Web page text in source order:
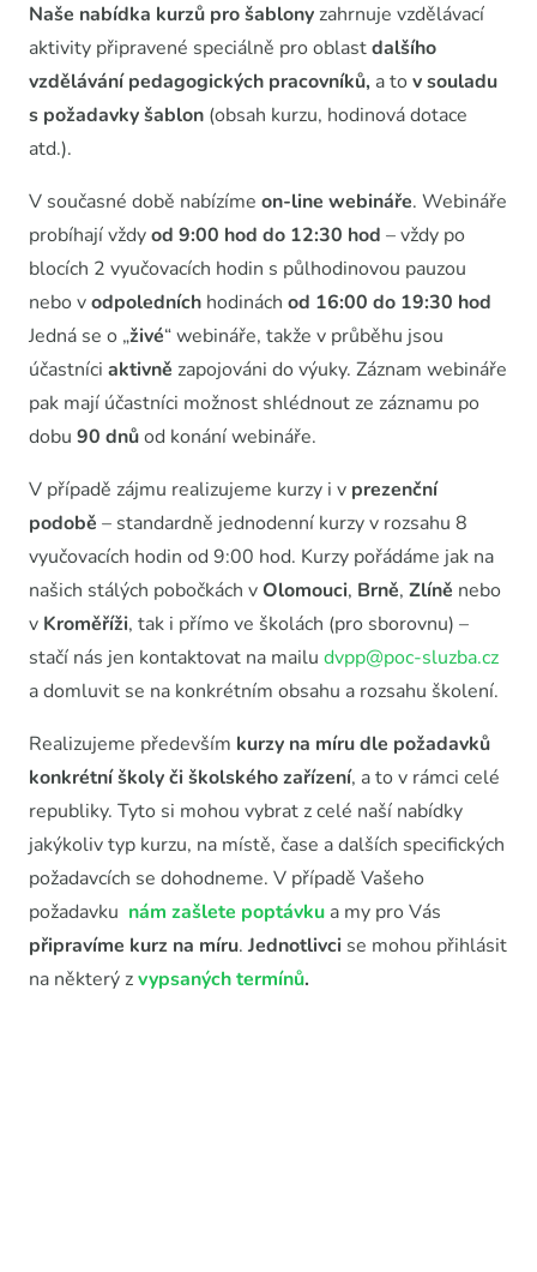
Naše nabídka kurzů pro šablony zahrnuje vzdělávací
aktivity připravené speciálně pro oblastdalšího
vzdělávání pedagogických pracovníků, a tov souladu
s požadavky šablon (obsah kurzu, hodinová dotace
atd.).
V současné době nabízíme on-line webináře. Webináře
probíhají vždyod 9:00 hod do 12:30 hod – vždy po
blocích 2 vyučovacích hodin s půlhodinovou pauzou
nebo vodpoledních hodinách od 16:00 do 19:30 hod
Jedná se o „živé“ webináře, takže v průběhu jsou
účastníci aktivně zapojováni do výuky. Záznam webináře
pak mají účastníci možnost shlédnout ze záznamu po
dobu 90 dnůod konání webináře.
V případě zájmu realizujeme kurzy i v prezenční
podobě – standardně jednodenní kurzy v rozsahu 8
vyučovacích hodin od 9:00 hod. Kurzy pořádáme jak na
našich stálých pobočkách v Olomouci, Brně, Zlíně nebo
v Kroměříži, tak i přímo ve školách (pro sborovnu) –
stačí nás jen kontaktovat na mailu dvpp@poc-sluzba.cz
a domluvit se na konkrétním obsahu a rozsahu školení.
Realizujeme především kurzy na míru dle požadavků
konkrétní školy či školského zařízení, a to v rámci celé
republiky. Tyto si mohou vybrat z celé naší nabídky
jakýkoliv typ kurzu, na místě, čase a dalších specifických
požadavcích se dohodneme. V případě Vašeho
požadavku nám zašlete poptávku a my pro Vás
připravíme kurz na míru. Jednotlivci se mohou přihlásit
na některý zvypsaných termínů.